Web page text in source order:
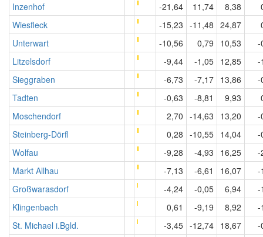
Inzenhof
-21,64 11,74 8,38
Wiesfleck
-15,23 -11,48 24,87
Unterwart
-10,56 0,79 10,53
-
Litzelsdorf
-9,44 -1,05 12,85
-
Sieggraben
-6,73 -7,17 13,86
-
Tadten
-0,63 -8,81 9,93
Moschendorf
2,70 -14,63 13,20
-
Steinberg-Dörfl
0,28 -10,55 14,04
-
Wolfau
-9,28 -4,93 16,25
-
Markt Allhau
-7,13 -6,61 16,07
-
Großwarasdorf
-4,24 -0,05 6,94
-
Klingenbach
0,61 -9,19 8,92
-
St. Michael i.Bgld.
-3,45 -12,74 18,67
-